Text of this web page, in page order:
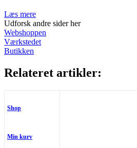
Læs mere
Udforsk andre sider her
Webshoppen
Værkstedet
Butikken
Relateret artikler:
Shop
Min kurv